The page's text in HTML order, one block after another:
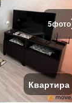
5фото
Квартира